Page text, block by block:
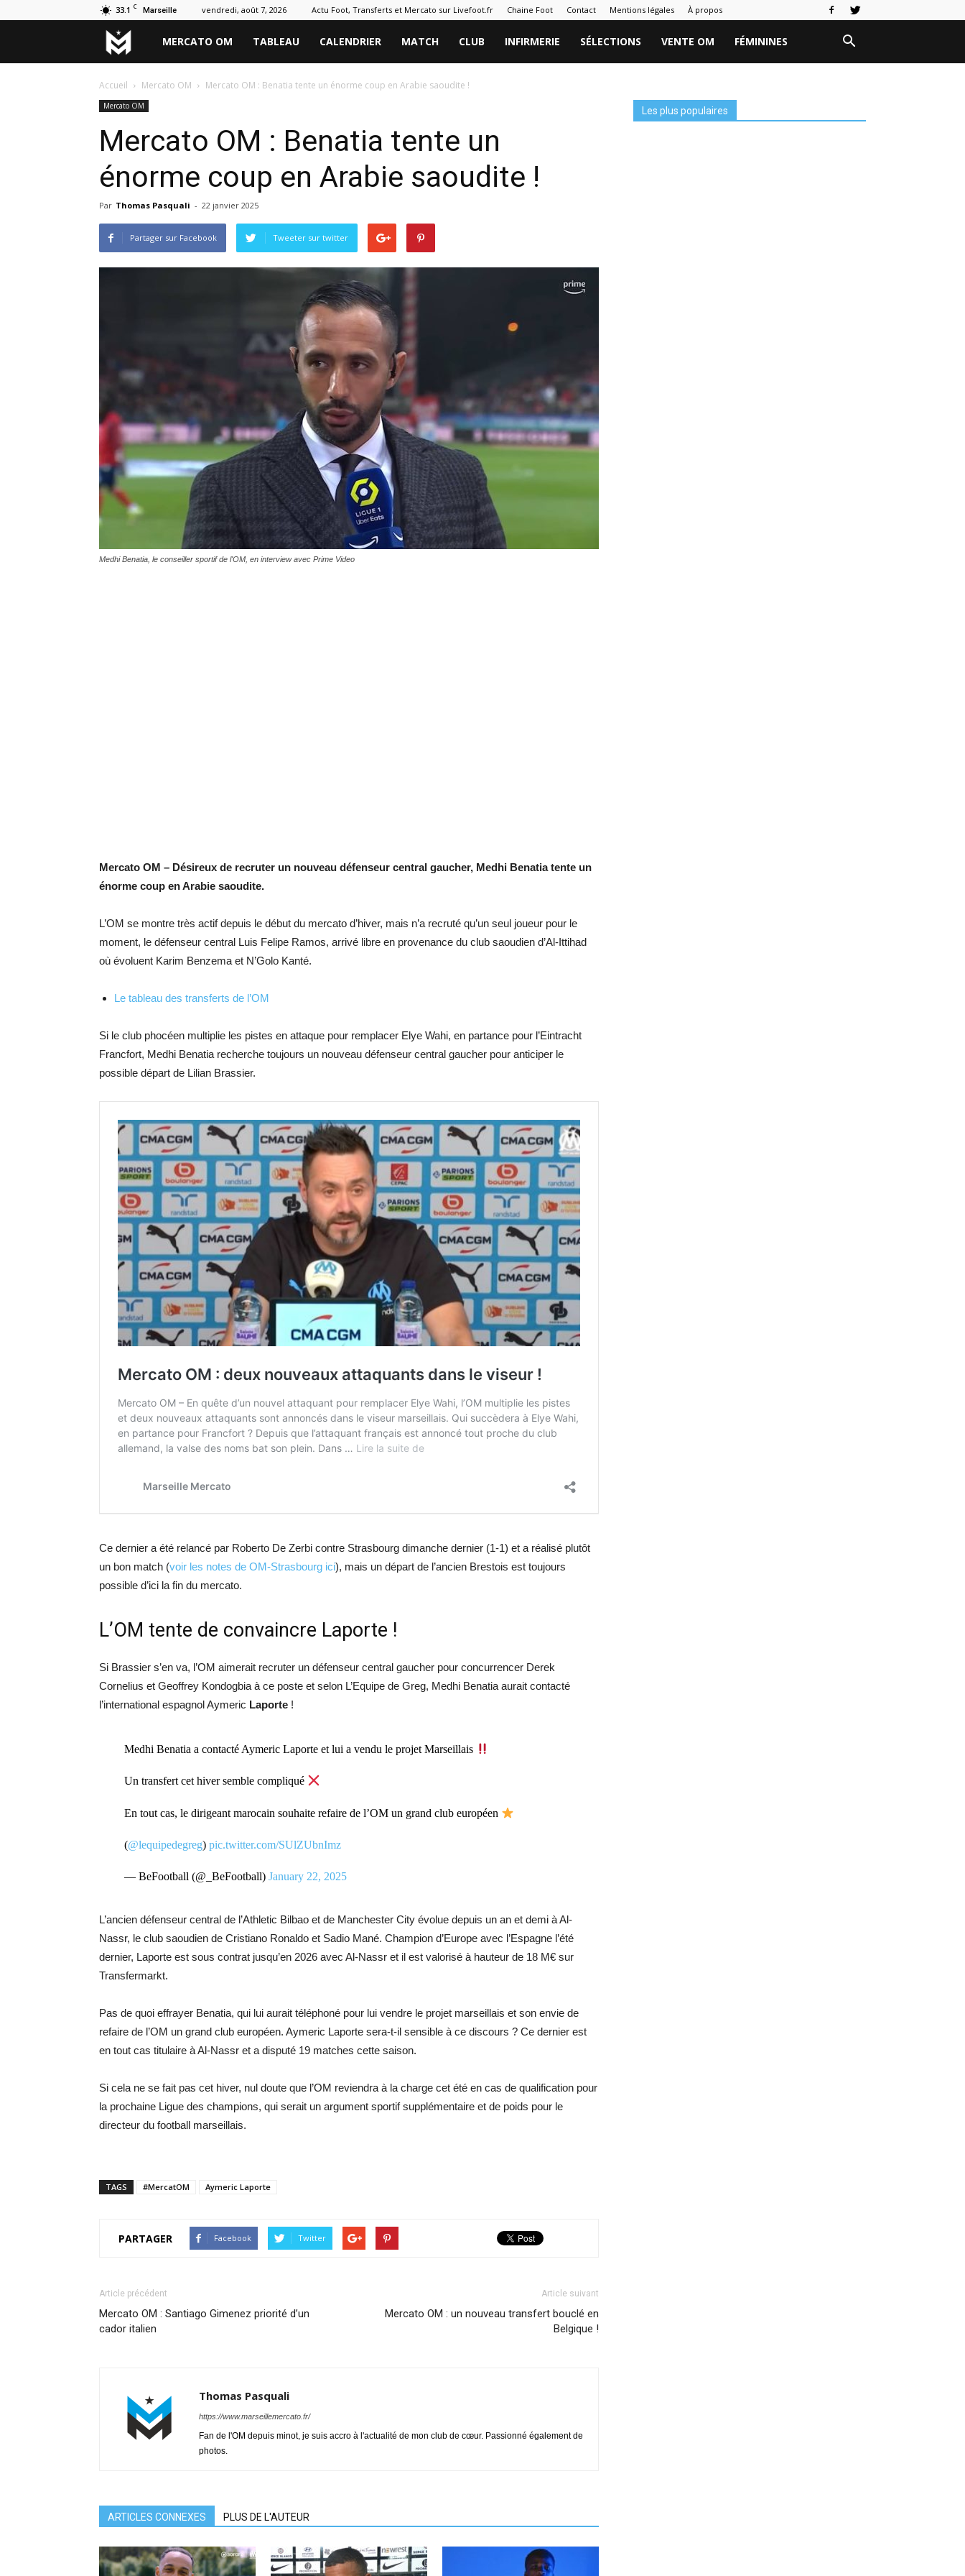
33.1 C Marseille vendredi, août 7, 2026 Actu Foot, Transferts et Mercato sur Livefoot.fr Chaine Foot Contact Mentions légales À propos
Marseille
Mercato
MERCATO OM TABLEAU CALENDRIER MATCH CLUB INFIRMERIE SÉLECTIONS VENTE OM FÉMININES
Accueil Mercato OM Mercato OM : Benatia tente un énorme coup en Arabie saoudite !
Mercato OM
Mercato OM : Benatia tente un
énorme coup en Arabie saoudite !
Par Thomas Pasquali - 22 janvier 2025
Partager sur Facebook Tweeter sur twitter
Medhi Benatia, le conseiller sportif de l'OM, en interview avec Prime Video
Mercato OM – Désireux de recruter un nouveau défenseur central gaucher, Medhi Benatia tente un
énorme coup en Arabie saoudite.
L’OM se montre très actif depuis le début du mercato d’hiver, mais n’a recruté qu’un seul joueur pour le
moment, le défenseur central Luis Felipe Ramos, arrivé libre en provenance du club saoudien d’Al-Ittihad
où évoluent Karim Benzema et N’Golo Kanté.
Le tableau des transferts de l’OM
Si le club phocéen multiplie les pistes en attaque pour remplacer Elye Wahi, en partance pour l’Eintracht
Francfort, Medhi Benatia recherche toujours un nouveau défenseur central gaucher pour anticiper le
possible départ de Lilian Brassier.
Ce dernier a été relancé par Roberto De Zerbi contre Strasbourg dimanche dernier (1-1) et a réalisé plutôt
un bon match (voir les notes de OM-Strasbourg ici), mais un départ de l’ancien Brestois est toujours
possible d’ici la fin du mercato.
L’OM tente de convaincre Laporte !
Si Brassier s’en va, l’OM aimerait recruter un défenseur central gaucher pour concurrencer Derek
Cornelius et Geoffrey Kondogbia à ce poste et selon L’Equipe de Greg, Medhi Benatia aurait contacté
l’international espagnol Aymeric Laporte !
Medhi Benatia a contacté Aymeric Laporte et lui a vendu le projet Marseillais
Un transfert cet hiver semble compliqué
En tout cas, le dirigeant marocain souhaite refaire de l’OM un grand club européen
(@lequipedegreg) pic.twitter.com/SUlZUbnImz
— BeFootball (@_BeFootball) January 22, 2025
L’ancien défenseur central de l’Athletic Bilbao et de Manchester City évolue depuis un an et demi à Al-
Nassr, le club saoudien de Cristiano Ronaldo et Sadio Mané. Champion d’Europe avec l’Espagne l’été
dernier, Laporte est sous contrat jusqu’en 2026 avec Al-Nassr et il est valorisé à hauteur de 18 M€ sur
Transfermarkt.
Pas de quoi effrayer Benatia, qui lui aurait téléphoné pour lui vendre le projet marseillais et son envie de
refaire de l’OM un grand club européen. Aymeric Laporte sera-t-il sensible à ce discours ? Ce dernier est
en tout cas titulaire à Al-Nassr et a disputé 19 matches cette saison.
Si cela ne se fait pas cet hiver, nul doute que l’OM reviendra à la charge cet été en cas de qualification pour
la prochaine Ligue des champions, qui serait un argument sportif supplémentaire et de poids pour le
directeur du football marseillais.
TAGS #MercatOM Aymeric Laporte
PARTAGER Facebook Twitter
Article précédent
Mercato OM : Santiago Gimenez priorité d’un
cador italien
Article suivant
Mercato OM : un nouveau transfert bouclé en
Belgique !
Thomas Pasquali
https://www.marseillemercato.fr/
Fan de l'OM depuis minot, je suis accro à l'actualité de mon club de cœur. Passionné également de
photos.
ARTICLES CONNEXES PLUS DE L'AUTEUR
Les plus populaires